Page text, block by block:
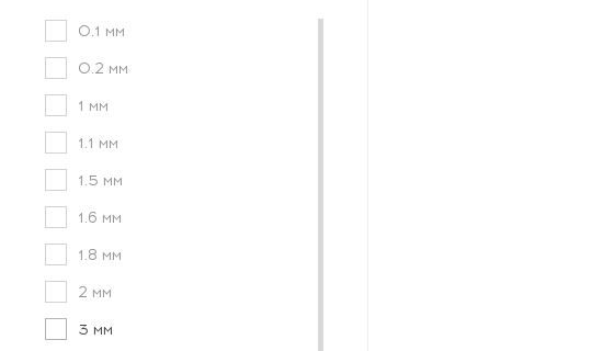
0.1 мм
0.2 мм
1 мм
1.1 мм
1.5 мм
1.6 мм
1.8 мм
2 мм
3 мм